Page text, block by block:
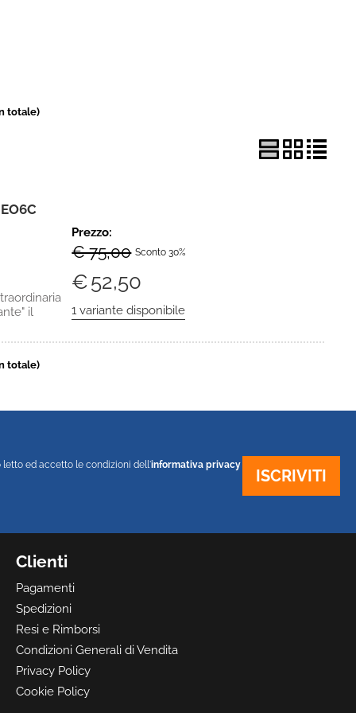
totale)
il
Prezzo:
€ 75,00 Sconto 30%
€52,50
totale)
Clienti
Pagamenti
Spedizioni
Resi e Rimborsi
Condizioni Generali di Vendita
Privacy Policy
Cookie Policy
letto ed accetto le condizioni dell'informativa privacy